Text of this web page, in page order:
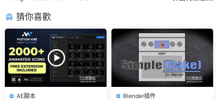
猜你喜歡
AE腳本 Blender插件